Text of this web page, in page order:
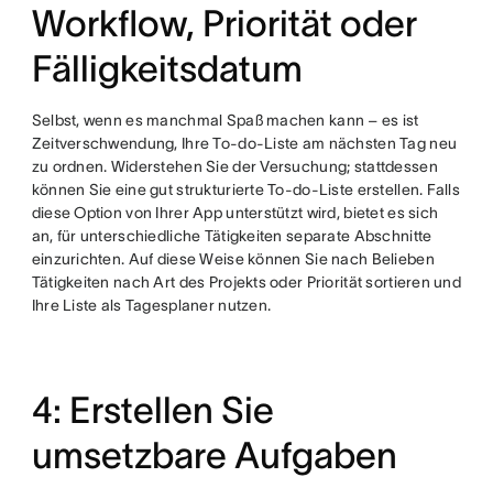
Workflow, Priorität oder
Fälligkeitsdatum
Selbst, wenn es manchmal Spaß machen kann – es ist
Zeitverschwendung, Ihre To-do-Liste am nächsten Tag neu
zu ordnen. Widerstehen Sie der Versuchung; stattdessen
können Sie eine gut strukturierte To-do-Liste erstellen. Falls
diese Option von Ihrer App unterstützt wird, bietet es sich
an, für unterschiedliche Tätigkeiten separate Abschnitte
einzurichten. Auf diese Weise können Sie nach Belieben
Tätigkeiten nach Art des Projekts oder Priorität sortieren und
Ihre Liste als Tagesplaner nutzen.
4: Erstellen Sie
umsetzbare Aufgaben